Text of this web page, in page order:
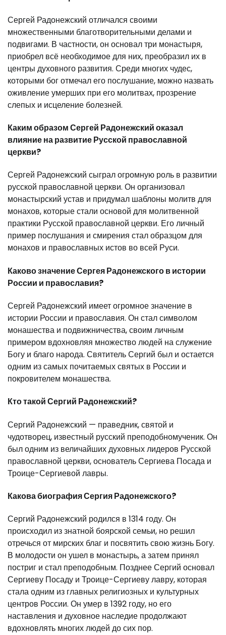
Сергей Радонежский отличался своими
множественными благотворительными делами и
подвигами. В частности, он основал три монастыря,
приобрел всё необходимое для них, преобразил их в
центры духовного развития. Среди многих чудес,
которыми бог отмечал его послушание, можно назвать
оживление умерших при его молитвах, прозрение
слепых и исцеление болезней.
Каким образом Сергей Радонежский оказал
влияние на развитие Русской православной
церкви?
Сергей Радонежский сыграл огромную роль в развитии
русской православной церкви. Он организовал
монастырский устав и придумал шаблоны молитв для
монахов, которые стали основой для молитвенной
практики Русской православной церкви. Его личный
пример послушания и смирения стал образцом для
монахов и православных истов во всей Руси.
Каково значение Сергея Радонежского в истории
России и православия?
Сергей Радонежский имеет огромное значение в
истории России и православия. Он стал символом
монашества и подвижничества, своим личным
примером вдохновляя множество людей на служение
Богу и благо народа. Святитель Сергий был и остается
одним из самых почитаемых святых в России и
покровителем монашества.
Кто такой Сергий Радонежский?
Сергий Радонежский — праведник, святой и
чудотворец, известный русский преподобномученик. Он
был одним из величайших духовных лидеров Русской
православной церкви, основатель Сергиева Посада и
Троице-Сергиевой лавры.
Какова биография Сергия Радонежского?
Сергий Радонежский родился в 1314 году. Он
происходил из знатной боярской семьи, но решил
отречься от мирских благ и посвятить свою жизнь Богу.
В молодости он ушел в монастырь, а затем принял
постриг и стал преподобным. Позднее Сергий основал
Сергиеву Посаду и Троице-Сергиеву лавру, которая
стала одним из главных религиозных и культурных
центров России. Он умер в 1392 году, но его
наставления и духовное наследие продолжают
вдохновлять многих людей до сих пор.